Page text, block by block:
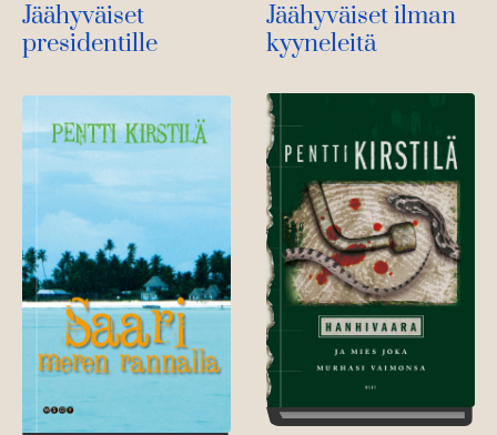
Jäähyväiset
presidentille
Jäähyväiset ilman
kyyneleitä